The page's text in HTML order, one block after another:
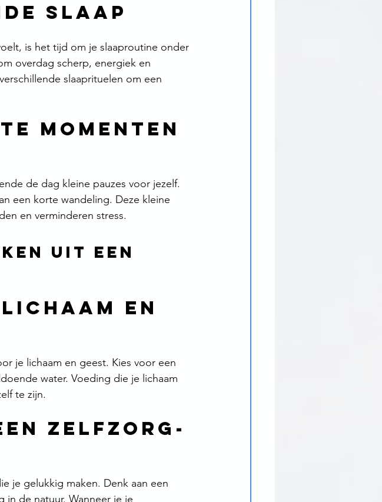
Slaap
is het tijd om je slaaproutine onder
overdag scherp, energiek en
slaaprituelen om een
Momenten
de dag kleine pauzes voor jezelf.
een korte wandeling. Deze kleine
en verminderen stress.
uit een
en
je lichaam en geest. Kies voor een
water. Voeding die je lichaam
te zijn.
Zelfzorg-
je gelukkig maken. Denk aan een
de natuur. Wanneer je je